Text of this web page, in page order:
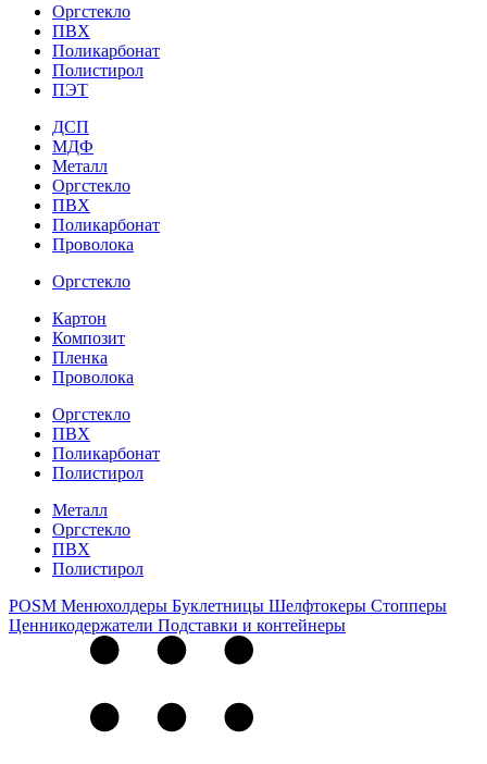
Оргстекло
ПВХ
Поликарбонат
Полистирол
ПЭТ
ДСП
МДФ
Металл
Оргстекло
ПВХ
Поликарбонат
Проволока
Оргстекло
Картон
Композит
Пленка
Проволока
Оргстекло
ПВХ
Поликарбонат
Полистирол
Металл
Оргстекло
ПВХ
Полистирол
POSM Менюхолдеры Буклетницы Шелфтокеры Стопперы
Ценникодер­жа­те­ли Подставки и контейнеры